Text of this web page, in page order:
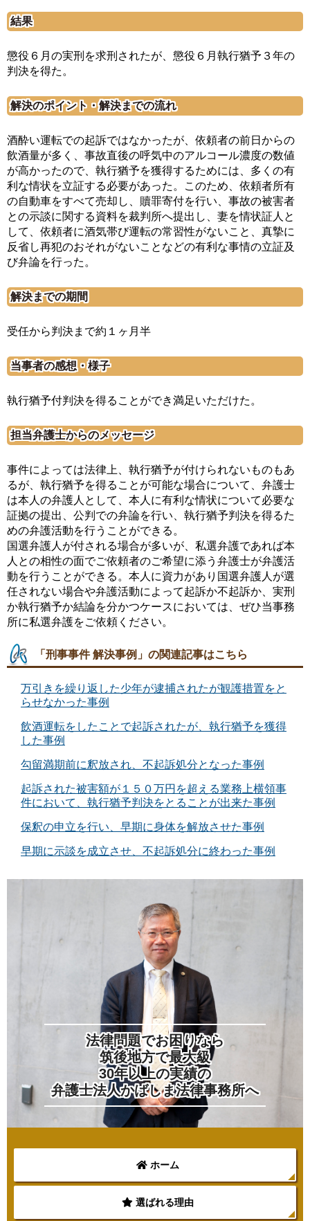
結果
懲役６月の実刑を求刑されたが、懲役６月執行猶予３年の
判決を得た。
解決のポイント・解決までの流れ
酒酔い運転での起訴ではなかったが、依頼者の前日からの
飲酒量が多く、事故直後の呼気中のアルコール濃度の数値
が高かったので、執行猶予を獲得するためには、多くの有
利な情状を立証する必要があった。このため、依頼者所有
の自動車をすべて売却し、贖罪寄付を行い、事故の被害者
との示談に関する資料を裁判所へ提出し、妻を情状証人と
して、依頼者に酒気帯び運転の常習性がないこと、真摯に
反省し再犯のおそれがないことなどの有利な事情の立証及
び弁論を行った。
解決までの期間
受任から判決まで約１ヶ月半
当事者の感想・様子
執行猶予付判決を得ることができ満足いただけた。
担当弁護士からのメッセージ
事件によっては法律上、執行猶予が付けられないものもあ
るが、執行猶予を得ることが可能な場合について、弁護士
は本人の弁護人として、本人に有利な情状について必要な
証拠の提出、公判での弁論を行い、執行猶予判決を得るた
めの弁護活動を行うことができる。
国選弁護人が付される場合が多いが、私選弁護であれば本
人との相性の面でご依頼者のご希望に添う弁護士が弁護活
動を行うことができる。本人に資力があり国選弁護人が選
任されない場合や弁護活動によって起訴か不起訴か、実刑
か執行猶予か結論を分かつケースにおいては、ぜひ当事務
所に私選弁護をご依頼ください。
「刑事事件 解決事例」の関連記事はこちら
万引きを繰り返した少年が逮捕されたが観護措置をと
らせなかった事例
飲酒運転をしたことで起訴されたが、執行猶予を獲得
した事例
勾留満期前に釈放され、不起訴処分となった事例
起訴された被害額が１５０万円を超える業務上横領事
件において、執行猶予判決をとることが出来た事例
保釈の申立を行い、早期に身体を解放させた事例
早期に示談を成立させ、不起訴処分に終わった事例
法律問題でお困りなら
筑後地方で最大級
30年以上の実績の
弁護士法人かばしま法律事務所へ
ホーム
選ばれる理由